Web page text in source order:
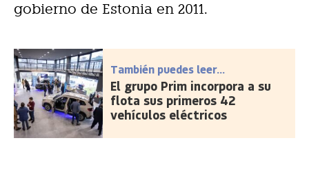
gobierno de Estonia en 2011.
También puedes leer...
El grupo Prim incorpora a su
flota sus primeros 42
vehículos eléctricos